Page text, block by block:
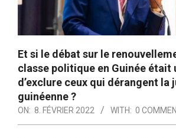
Et si le débat sur le
classe politique en Guinée était
d’exclure ceux qui dérangent
guinéenne ?
ON: 8. FÉVRIER 2022 WITH: 0